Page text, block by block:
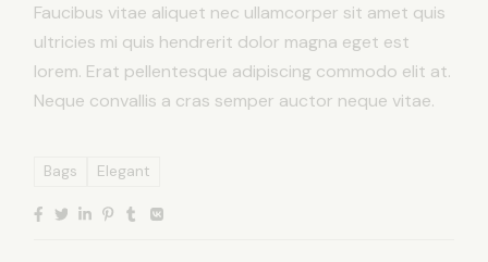
Faucibus vitae aliquet nec ullamcorper sit amet quis
ultricies mi quis hendrerit dolor magna eget est
lorem. Erat pellentesque adipiscing commodo elit at.
Neque convallis a cras semper auctor neque vitae.
Bags Elegant